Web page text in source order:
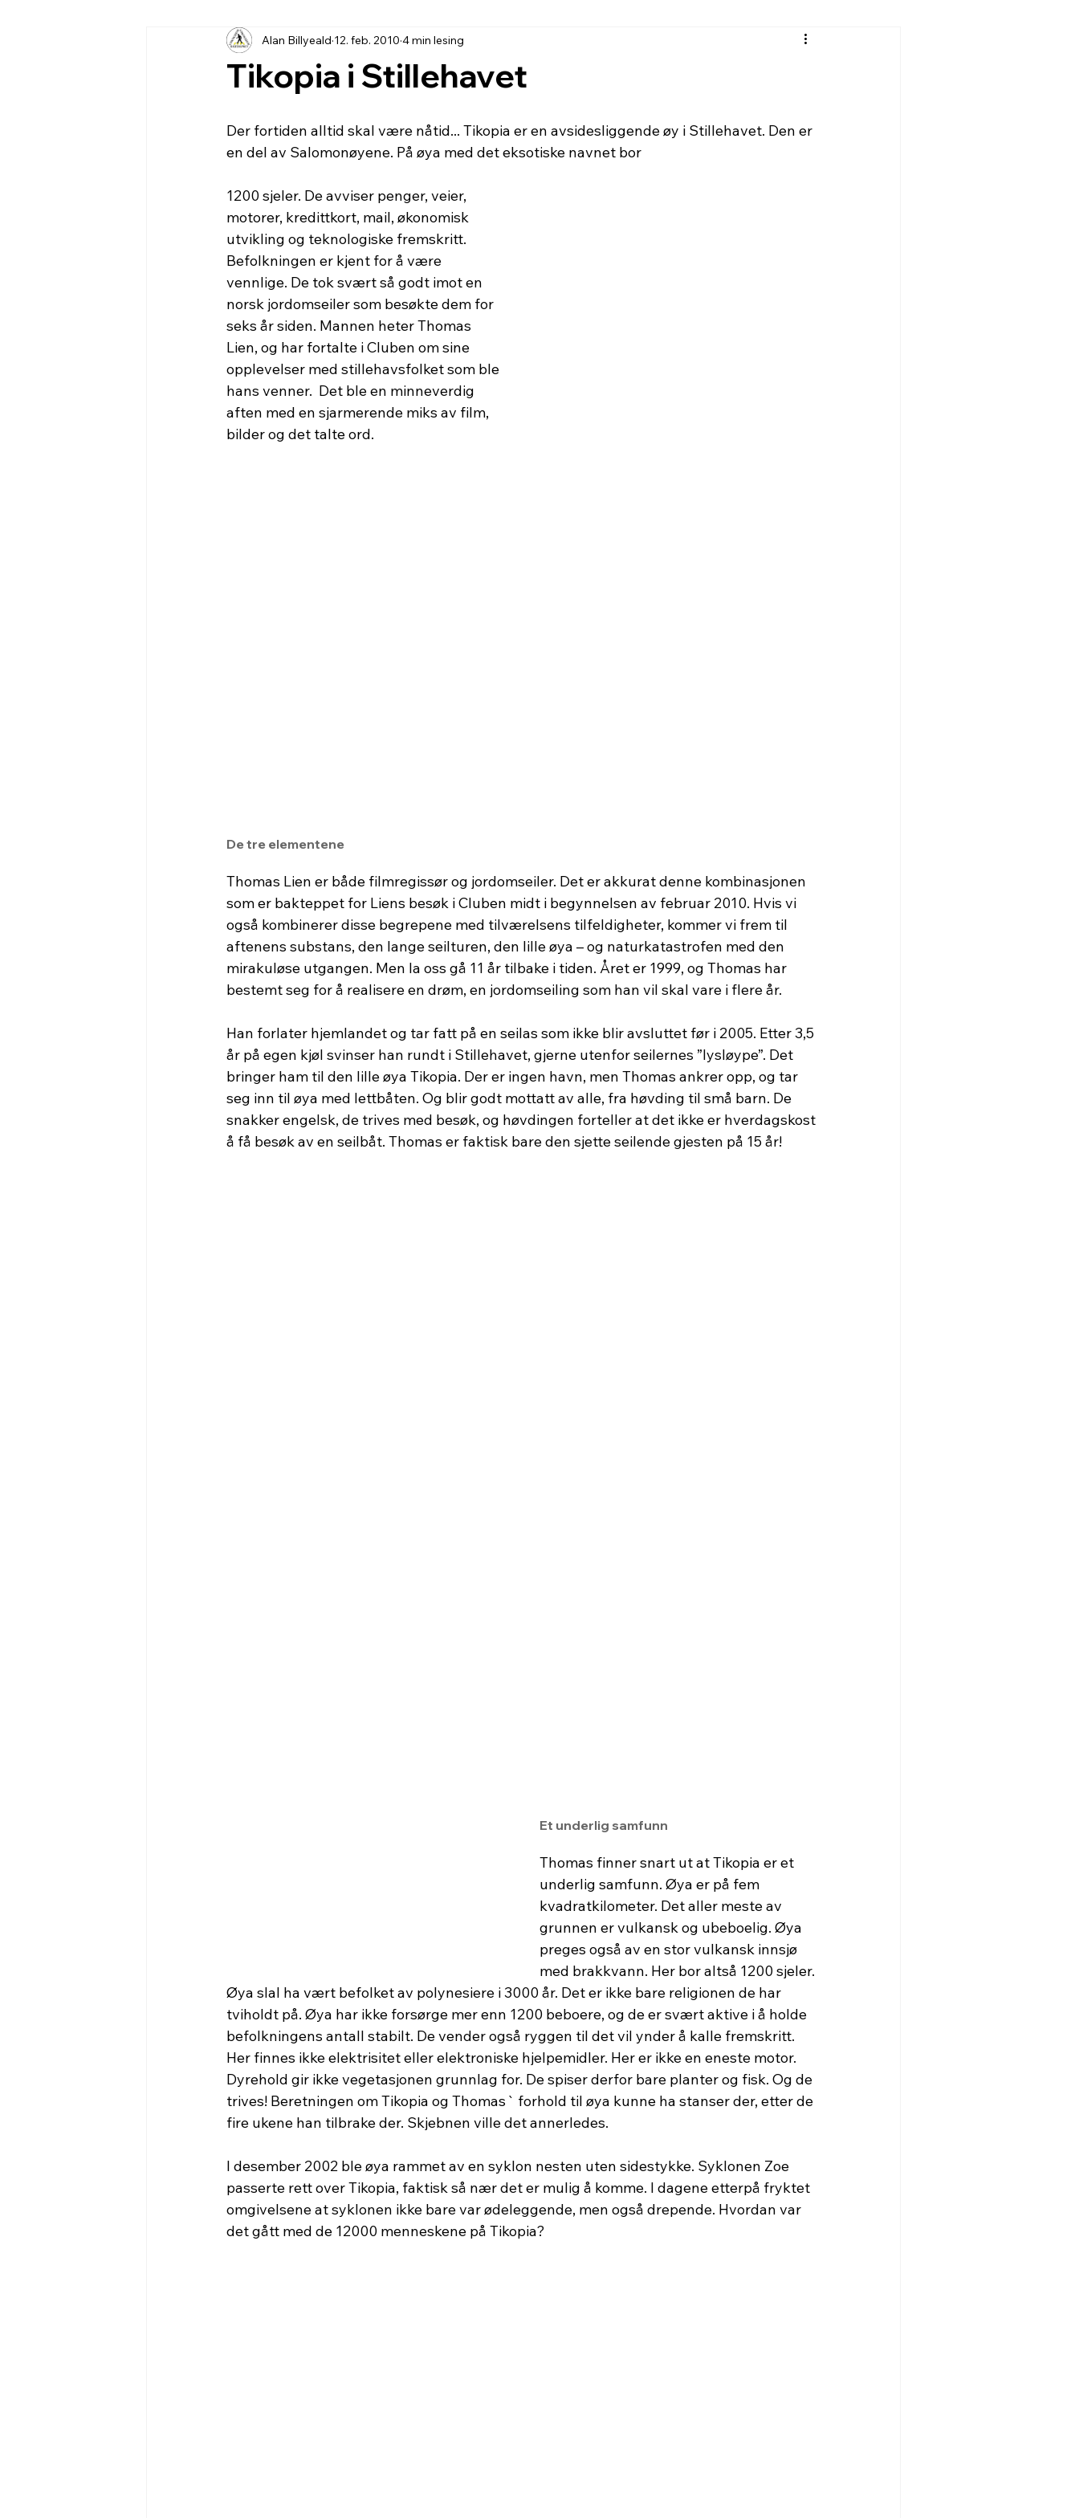
Tikopia i Stillehavet
Alan Billyeald 12. feb. 2010 4 min lesing
Der fortiden alltid skal være nåtid... Tikopia er en avsidesliggende øy i Stillehavet. Den er
en del av Salomonøyene. På øya med det eksotiske navnet bor
1200 sjeler. De avviser penger, veier,
motorer, kredittkort, mail, økonomisk
utvikling og teknologiske fremskritt.
Befolkningen er kjent for å være
vennlige. De tok svært så godt imot en
norsk jordomseiler som besøkte dem for
seks år siden. Mannen heter Thomas
Lien, og har fortalte i Cluben om sine
opplevelser med stillehavsfolket som ble
hans venner.  Det ble en minneverdig
aften med en sjarmerende miks av film,
bilder og det talte ord.
De tre elementene
Thomas Lien er både filmregissør og jordomseiler. Det er akkurat denne kombinasjonen
som er bakteppet for Liens besøk i Cluben midt i begynnelsen av februar 2010. Hvis vi
også kombinerer disse begrepene med tilværelsens tilfeldigheter, kommer vi frem til
aftenens substans, den lange seilturen, den lille øya – og naturkatastrofen med den
mirakuløse utgangen. Men la oss gå 11 år tilbake i tiden. Året er 1999, og Thomas har
bestemt seg for å realisere en drøm, en jordomseiling som han vil skal vare i flere år.
Han forlater hjemlandet og tar fatt på en seilas som ikke blir avsluttet før i 2005. Etter 3,5
år på egen kjøl svinser han rundt i Stillehavet, gjerne utenfor seilernes ”lysløype”. Det
bringer ham til den lille øya Tikopia. Der er ingen havn, men Thomas ankrer opp, og tar
seg inn til øya med lettbåten. Og blir godt mottatt av alle, fra høvding til små barn. De
snakker engelsk, de trives med besøk, og høvdingen forteller at det ikke er hverdagskost
å få besøk av en seilbåt. Thomas er faktisk bare den sjette seilende gjesten på 15 år!
Et underlig samfunn
Thomas finner snart ut at Tikopia er et
underlig samfunn. Øya er på fem
kvadratkilometer. Det aller meste av
grunnen er vulkansk og ubeboelig. Øya
preges også av en stor vulkansk innsjø
med brakkvann. Her bor altså 1200 sjeler.
Øya slal ha vært befolket av polynesiere i 3000 år. Det er ikke bare religionen de har
tviholdt på. Øya har ikke forsørge mer enn 1200 beboere, og de er svært aktive i å holde
befolkningens antall stabilt. De vender også ryggen til det vil ynder å kalle fremskritt.
Her finnes ikke elektrisitet eller elektroniske hjelpemidler. Her er ikke en eneste motor.
Dyrehold gir ikke vegetasjonen grunnlag for. De spiser derfor bare planter og fisk. Og de
trives! Beretningen om Tikopia og Thomas` forhold til øya kunne ha stanser der, etter de
fire ukene han tilbrake der. Skjebnen ville det annerledes.
I desember 2002 ble øya rammet av en syklon nesten uten sidestykke. Syklonen Zoe
passerte rett over Tikopia, faktisk så nær det er mulig å komme. I dagene etterpå fryktet
omgivelsene at syklonen ikke bare var ødeleggende, men også drepende. Hvordan var
det gått med de 12000 menneskene på Tikopia?